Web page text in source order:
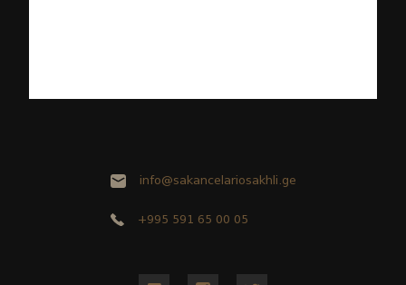
info@sakancelariosakhli.ge
+995 591 65 00 05